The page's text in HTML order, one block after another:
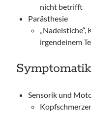
nicht betrifft
Parästhesie
„Nadelstiche“,
irgendeinem
Symptomatik
Sensorik und